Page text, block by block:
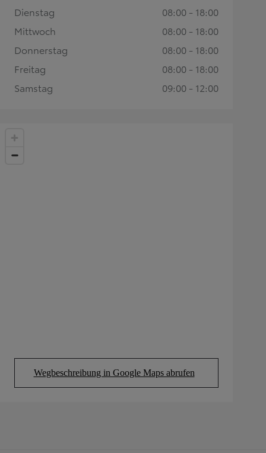
Wegbeschreibung in Google Maps abrufen
(Opens in new tab)
Dienstag
08:00 - 18:00
Mittwoch
08:00 - 18:00
Donnerstag
08:00 - 18:00
Freitag
08:00 - 18:00
Samstag
09:00 - 12:00